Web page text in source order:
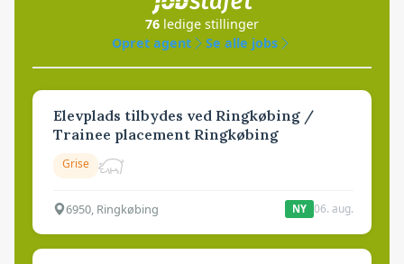
76 ledige stillinger
Opret agent
Se alle jobs
Elevplads tilbydes ved Ringkøbing /
Trainee placement Ringkøbing
Grise
6950, Ringkøbing NY 06. aug.